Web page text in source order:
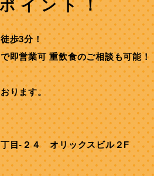
イント！
歩3分！
即営業可 重飲⾷のご相談も可能！
ります。
目-２４ オリックスビル２F